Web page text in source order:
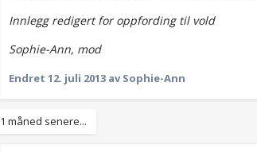
Innlegg redigert for oppfording til vold
Sophie-Ann, mod
Endret 12. juli 2013 av Sophie-Ann
1 måned senere...